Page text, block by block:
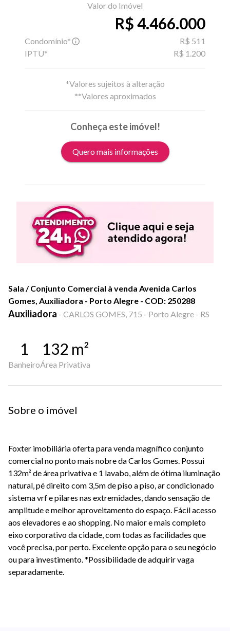
Valor do Imóvel
R$ 4.466.000
Condomínio*
R$ 511
IPTU*
R$ 1.200
*Valores sujeitos à alteração
**Valores aproximados
Conheça este imóvel!
Quero mais informações
Sala / Conjunto Comercial à venda Avenida Carlos
Gomes, Auxiliadora - Porto Alegre - COD: 250288
Auxiliadora - CARLOS GOMES, 715 - Porto Alegre - RS
1
Banheiro
132 m²
Área Privativa
Sobre o imóvel
Foxter imobiliária oferta para venda magnífico conjunto
comercial no ponto mais nobre da Carlos Gomes. Possui
132m² de área privativa e 1 lavabo, além de ótima iluminação
natural, pé direito com 3,5m de piso a piso, ar condicionado
sistema vrf e pilares nas extremidades, dando sensação de
amplitude e melhor aproveitamento do espaço. Fácil acesso
aos elevadores e ao shopping. No maior e mais completo
eixo corporativo da cidade, com todas as facilidades que
você precisa, por perto. Excelente opção para o seu negócio
ou para investimento. *Possibilidade de adquirir vaga
separadamente.